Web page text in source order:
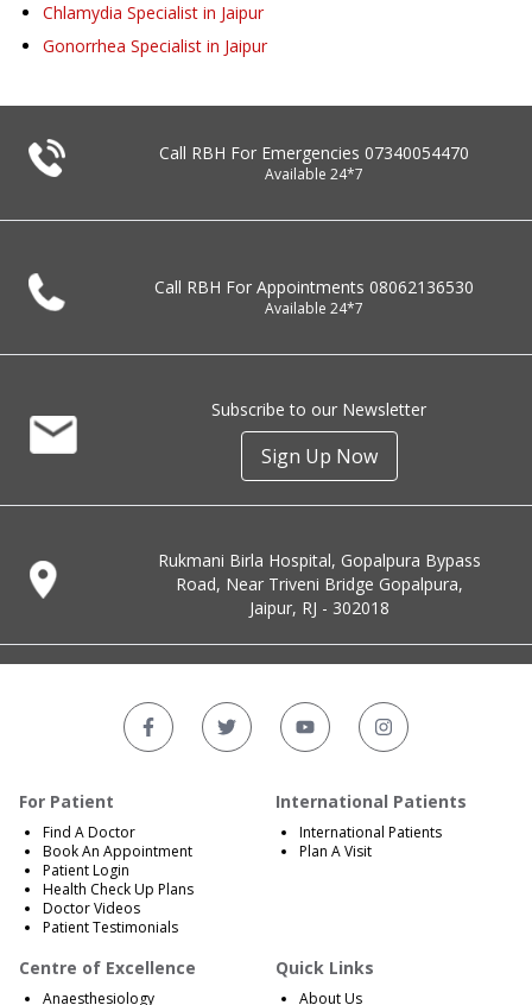
Chlamydia Specialist in Jaipur
Gonorrhea Specialist in Jaipur
Call RBH For Emergencies 07340054470
Available 24*7
Call RBH For Appointments 08062136530
Available 24*7
Subscribe to our Newsletter
Sign Up Now
Rukmani Birla Hospital, Gopalpura Bypass
Road, Near Triveni Bridge Gopalpura,
Jaipur, RJ - 302018
For Patient
Find A Doctor
Book An Appointment
Patient Login
Health Check Up Plans
Doctor Videos
Patient Testimonials
International Patients
International Patients
Plan A Visit
Centre of Excellence
Anaesthesiology
Quick Links
About Us